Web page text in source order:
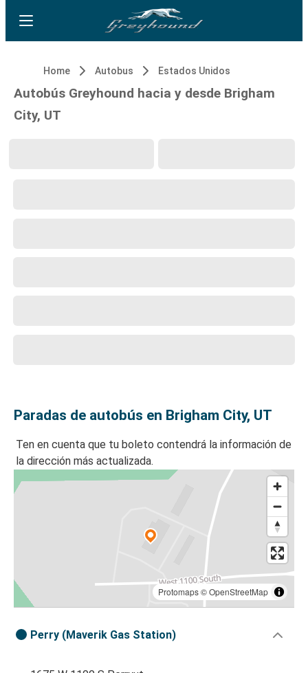
Home Autobus Estados Unidos
Autobús Greyhound hacia y desde Brigham
City, UT
Paradas de autobús en Brigham City, UT
Ten en cuenta que tu boleto contendrá la información de
la dirección más actualizada.
Protomaps©OpenStreetMap
Perry (Maverik Gas Station)